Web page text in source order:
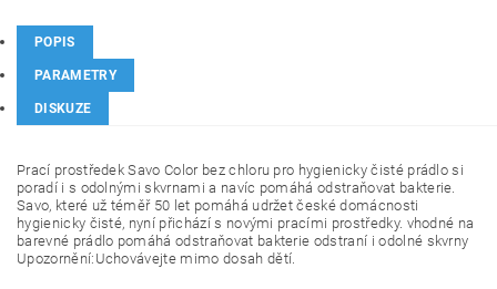
POPIS
PARAMETRY
DISKUZE
Prací prostředek Savo Color bez chloru pro hygienicky čisté prádlo si
poradí i s odolnými skvrnami a navíc pomáhá odstraňovat bakterie.
Savo, které už téměř 50 let pomáhá udržet české domácnosti
hygienicky čisté, nyní přichází s novými pracími prostředky. vhodné na
barevné prádlo pomáhá odstraňovat bakterie odstraní i odolné skvrny
Upozornění:Uchovávejte mimo dosah dětí.